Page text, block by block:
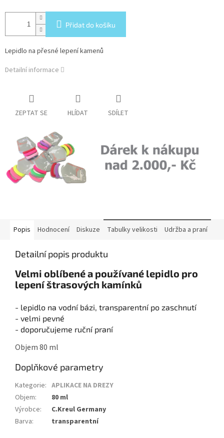
Přidat do košíku
Lepidlo na přesné lepení kamenů
Detailní informace
ZEPTAT SE HLÍDAT SDÍLET
Popis Hodnocení Diskuze Tabulky velikosti Udržba a praní
Detailní popis produktu
Velmi oblíbené a používané lepidlo pro
lepení štrasových kamínků
- lepidlo na vodní bázi, transparentní po zaschnutí
- velmi pevné
- doporučujeme ruční praní
Objem 80 ml
Doplňkové parametry
Kategorie: APLIKACE NA DREZY
Objem:
80 ml
Výrobce:
C.Kreul Germany
Barva: transparentní